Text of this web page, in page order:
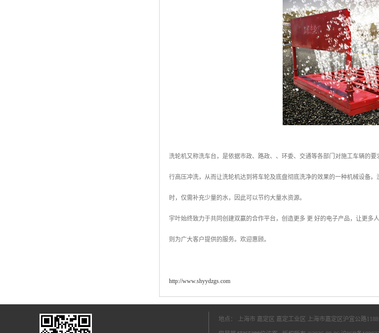
洗轮机又称洗车台，是依据市政、路政、、环委、交通等各部门对施工车辆的
行高压冲洗，从而让洗轮机达到将车轮及底盘彻底洗净的效果的一种机械设备
时，仅需补充少量的水，因此可以节约大量水资源。
宇叶始终致力于共同创建双赢的合作平台，创造更多 更 好的电子产品，让更多
则为广大客户提供的服务。欢迎惠顾。
http://www.shyydzgs.com
地点： 上海市 嘉定区 嘉定工业区 上海市嘉定区沪宜公路